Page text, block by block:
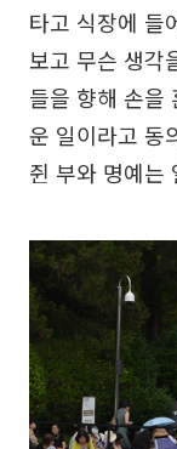
타고 식장에 들
보고 무슨 생각
들을 향해 손을
운 일이라고 동
쥔 부와 명예는